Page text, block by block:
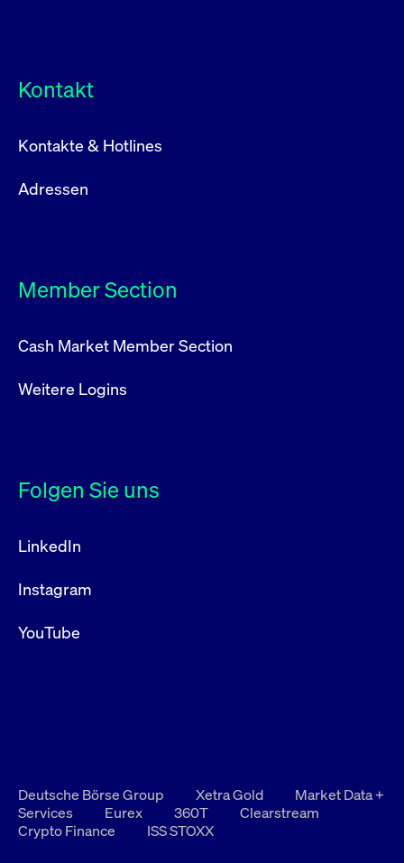
Kontakt
Kontakte & Hotlines
Adressen
Member Section
Cash Market Member Section
Weitere Logins
Folgen Sie uns
LinkedIn
Instagram
YouTube
Deutsche Börse Group Xetra Gold
Market Data +
Services
Eurex 360T
Clearstream
Crypto Finance
ISS STOXX